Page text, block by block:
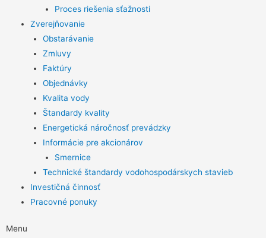
Proces riešenia sťažnosti
Zverejňovanie
Obstarávanie
Zmluvy
Faktúry
Objednávky
Kvalita vody
Štandardy kvality
Energetická náročnosť prevádzky
Informácie pre akcionárov
Smernice
Technické štandardy vodohospodárskych stavieb
Investičná činnosť
Pracovné ponuky
Menu